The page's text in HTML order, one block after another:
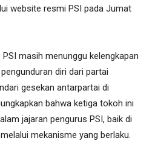
website resmi PSI pada Jumat
masih menunggu kelengkapan
diri dari partai
gesekan antarpartai di
bahwa ketiga tokoh ini
jajaran pengurus PSI, baik di
mekanisme yang berlaku.